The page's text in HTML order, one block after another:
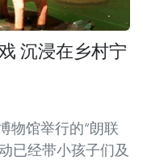
沉浸在乡村宁
物馆举行的“朗联
已经带小孩子们及